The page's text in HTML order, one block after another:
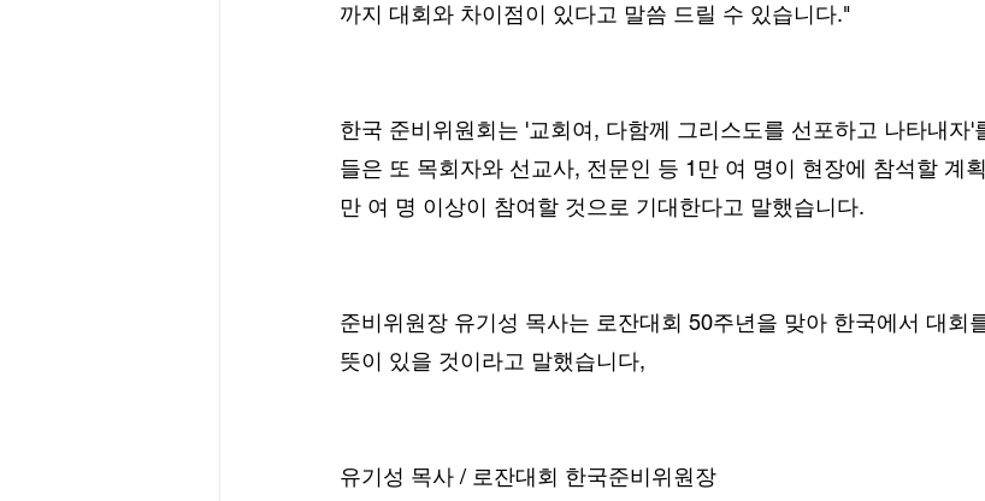
까지 대회와 차이점이 있다고 말씀 드릴 수 있습니다."
한국 준비위원회는 '교회여, 다함께 그리스도를 선포하고 나타내자'
들은 또 목회자와 선교사, 전문인 등 1만 여 명이 현장에 참석할 계
만 여 명 이상이 참여할 것으로 기대한다고 말했습니다.
준비위원장 유기성 목사는 로잔대회 50주년을 맞아 한국에서 대회
뜻이 있을 것이라고 말했습니다,
유기성 목사 / 로잔대회 한국준비위원장